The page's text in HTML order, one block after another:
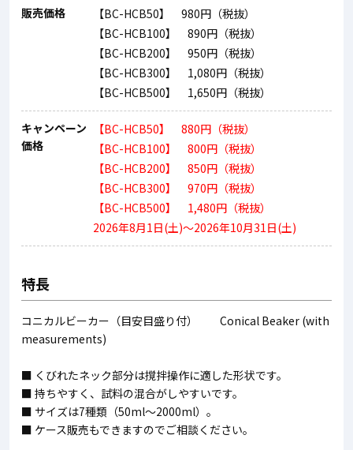
販売価格
【BC-HCB50】 980円（税抜）
【BC-HCB100】 890円（税抜）
【BC-HCB200】 950円（税抜）
【BC-HCB300】 1,080円（税抜）
【BC-HCB500】 1,650円（税抜）
キャンペーン
価格
【BC-HCB50】 880円（税抜）
【BC-HCB100】 800円（税抜）
【BC-HCB200】 850円（税抜）
【BC-HCB300】 970円（税抜）
【BC-HCB500】 1,480円（税抜）
2026年8月1日(土)～2026年10月31日(土)
特長
コニカルビーカー（目安目盛り付） Conical Beaker (with
measurements)
■ くびれたネック部分は撹拌操作に適した形状です。
■ 持ちやすく、試料の混合がしやすいです。
■ サイズは7種類（50ml～2000ml）。
■ ケース販売もできますのでご相談ください。